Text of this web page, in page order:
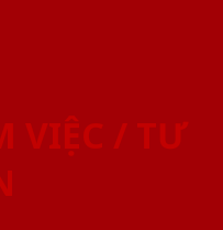
VIỆC / TƯ